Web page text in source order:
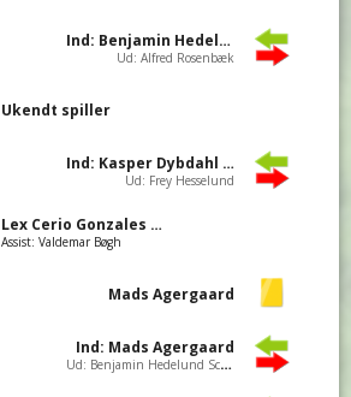
Ind: Benjamin Hedelund Schou
Ud: Alfred Rosenbæk
Ukendt spiller
Ind: Kasper Dybdahl Vinther
Ud: Frey Hesselund
Lex Cerio Gonzales Curtz
Assist: Valdemar Bøgh
Mads Agergaard
Ind: Mads Agergaard
Ud: Benjamin Hedelund Schou